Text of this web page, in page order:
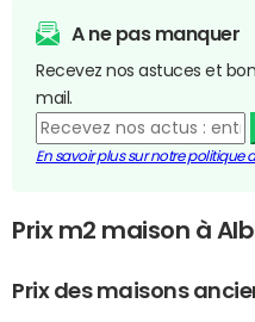
A ne pas manquer
Recevez nos astuces et
mail.
En savoir plus sur notre politique
Prix m2 maison à
Prix des maisons